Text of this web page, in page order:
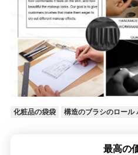
化粧品の袋袋 構造のブラシのロール
最高の